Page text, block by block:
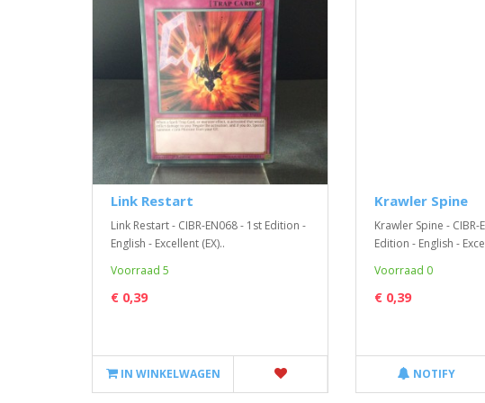
Link Restart
Link Restart - CIBR-EN068 - 1st Edition -
English - Excellent (EX)..
Voorraad 5
€ 0,39
IN WINKELWAGEN
Krawler Spine
Krawler Spine - CIBR-
Edition - English -
Voorraad 0
€ 0,39
NOTIFY